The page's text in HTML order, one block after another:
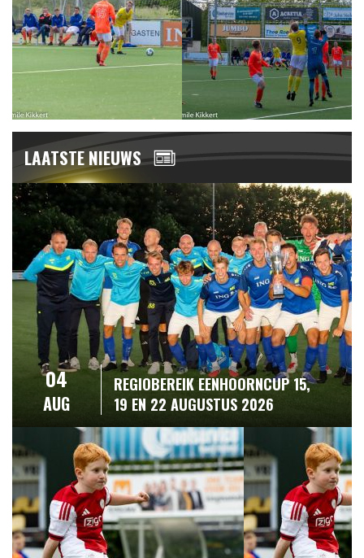
LAATSTE NIEUWS
04
AUG
REGIOBEREIK EENHOORNCUP 15,
19 EN 22 AUGUSTUS 2026